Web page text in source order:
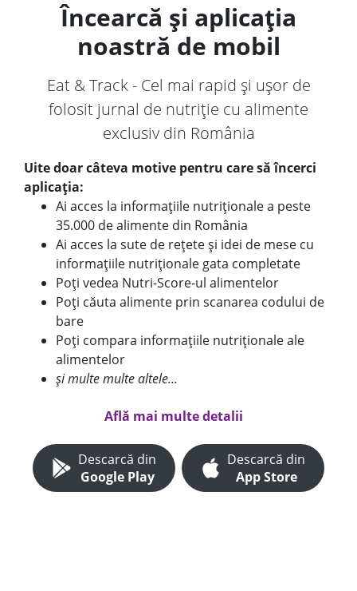
Încearcă și aplicația
noastră de mobil
Eat & Track - Cel mai rapid și ușor de
folosit jurnal de nutriție cu alimente
exclusiv din România
Uite doar câteva motive pentru care să încerci
aplicația:
Ai acces la informațiile nutriționale a peste
35.000 de alimente din România
Ai acces la sute de rețete și idei de mese cu
informațiile nutriționale gata completate
Poți vedea Nutri-Score-ul alimentelor
Poți căuta alimente prin scanarea codului de
bare
Poți compara informațiile nutriționale ale
alimentelor
și multe multe altele...
Află mai multe detalii
Descarcă din
Google Play
Descarcă din
App Store